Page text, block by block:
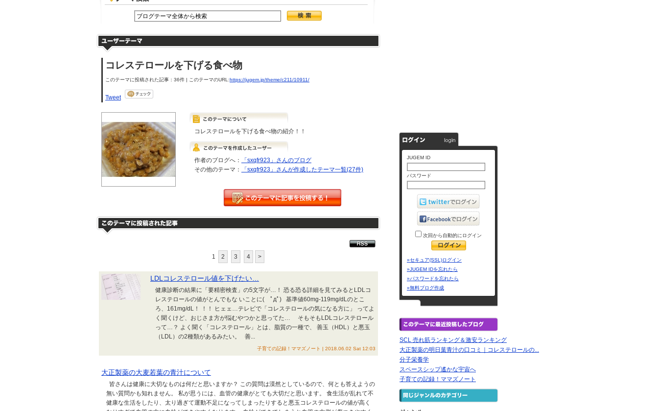
コレステロールを下げる食べ物
このテーマに投稿された記事：36件 | このテーマのURL:https://jugem.jp/theme/c211/10911/
Tweet
コレステロールを下げる食べ物の紹介！！
作者のブログへ：
「sxqfr923」さんのブログ
その他のテーマ：
「sxqfr923」さんが作成したテーマ一覧(27件)
1 2 3 4 >
LDLコレステロール値を下げたい…
健康診断の結果に「要精密検査」の5文字が…！ 恐る恐る詳細を見てみるとLDLコ
レステロールの値がとんでもな いことに( ﾟдﾟ) 基準値60mg-119mg/dLのとこ
ろ、161mg/dL！ ！！ ヒェェ…テレビで「コレステロールの気になる方に」 ってよ
く聞くけど、おじさま方が悩むやつかと思ってた… そもそもLDLコレステロール
って…？ よく聞く「コレステロール」とは、脂質の一種で、 善玉（HDL）と悪玉
（LDL）の2種類があるみたい。 善...
子育ての記録！ママズノート | 2018.06.02 Sat 12:03
大正製薬の大麦若葉の青汁について
皆さんは健康に大切なものは何だと思いますか？ この質問は漠然としているので、何とも答えようの
無い質問かも知れません。 私が思うには、血管の健康がとても大切だと思います。 食生活が乱れて不
健康な生活をしたり、太り過ぎて運動不足になってしまったりすると悪玉コレステロールの値が高く
JUGEM ID
パスワード
次回から自動的にログイン
»セキュア(SSL)ログイン
»JUGEM IDを忘れたら
»パスワードを忘れたら
»無料ブログ作成
SCL 売れ筋ランキング＆激安ランキング
大正製薬の明日葉青汁の口コミ｜コレステロールの...
分子栄養学
スペースシップ遙かな宇宙へ
子育ての記録！ママズノート